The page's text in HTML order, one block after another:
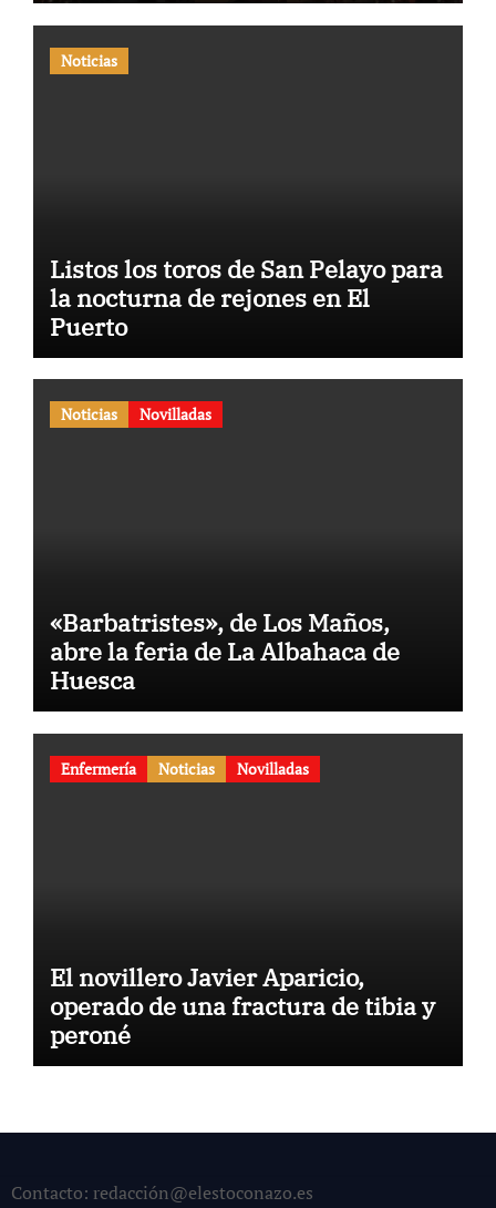
Noticias
Listos los toros de San Pelayo para
la nocturna de rejones en El
Puerto
Noticias Novilladas
«Barbatristes», de Los Maños,
abre la feria de La Albahaca de
Huesca
Enfermería Noticias Novilladas
El novillero Javier Aparicio,
operado de una fractura de tibia y
peroné
Contacto: redacción@elestoconazo.es